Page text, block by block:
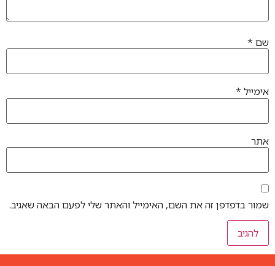
שם *
אימייל *
אתר
שמור בדפדפן זה את השם, האימייל והאתר שלי לפעם הבאה שאגיב.